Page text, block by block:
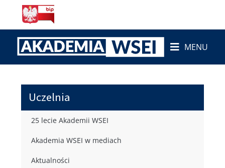
MENU
Uczelnia
25 lecie Akademii WSEI
Akademia WSEI w mediach
Aktualności